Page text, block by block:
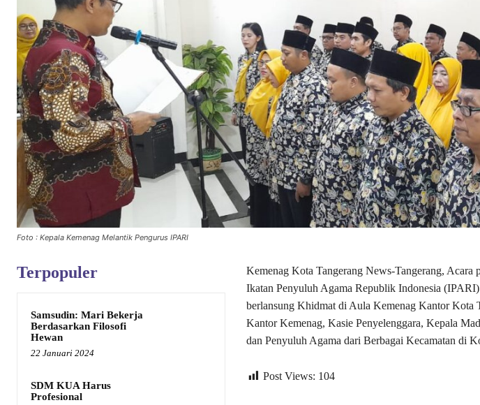
Foto : Kepala Kemenag Melantik Pengurus IPARI
Terpopuler
Samsudin: Mari Bekerja
Berdasarkan Filosofi
Hewan
22 Januari 2024
SDM KUA Harus
Profesional
Kemenag Kota Tangerang News-Tangerang, Acara
Ikatan Penyuluh Agama Republik Indonesia
berlansung Khidmat di Aula Kemenag Kantor Kota
Kantor Kemenag, Kasie Penyelenggara, Kepala
dan Penyuluh Agama dari Berbagai Kecamatan di
Post Views: 104